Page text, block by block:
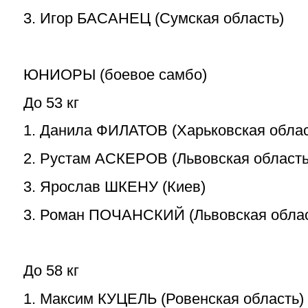
3. Игор БАСАНЕЦ (Сумская область)
ЮНИОРЫ (боевое самбо)
До 53 кг
1. Данила ФИЛАТОВ (Харьковская
2. Рустам АСКЕРОВ (Львовская
3. Ярослав ШКЕНУ (Киев)
3. Роман ПОЧАНСКИЙ (Львовская
До 58 кг
1. Максим КУЦЕЛЬ (Ровенская область)